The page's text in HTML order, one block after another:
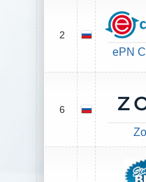
2
ePN
6